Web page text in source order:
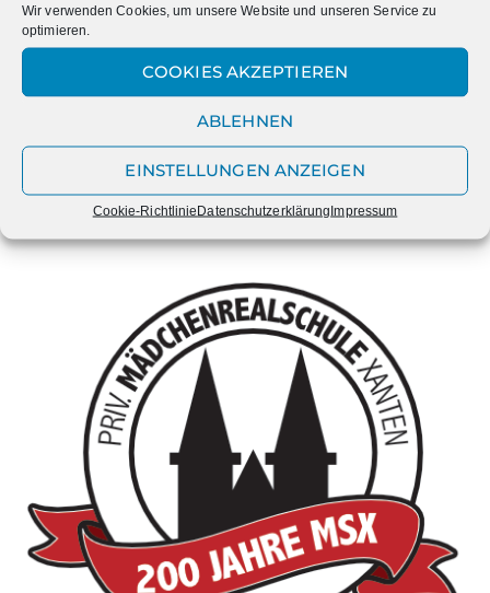
Wir verwenden Cookies, um unsere Website und unseren Service zu
optimieren.
COOKIES AKZEPTIEREN
ABLEHNEN
EINSTELLUNGEN ANZEIGEN
Cookie-RichtlinieDatenschutzerklärungImpressum
Datum